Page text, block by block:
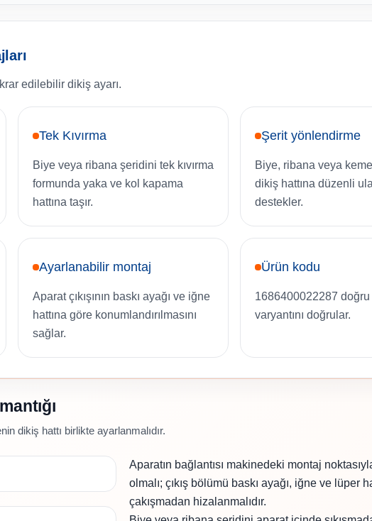
edilebilir dikiş ayarı.
Tek Kıvırma
Biye veya ribana şeridini tek kıvırma
formunda yaka ve kol kapama
hattına taşır.
Şerit yönlendirme
Biye, ribana veya
dikiş hattına düzenli
destekler.
Ayarlanabilir montaj
Aparat çıkışının baskı ayağı ve iğne
hattına göre konumlandırılmasını
sağlar.
Ürün kodu
1686400022287 doğru
varyantını doğrular.
dikiş hattı birlikte ayarlanmalıdır.
Aparatın bağlantısı makinedeki montaj
olmalı; çıkış bölümü baskı ayağı, iğne ve lüper
çakışmadan hizalanmalıdır.